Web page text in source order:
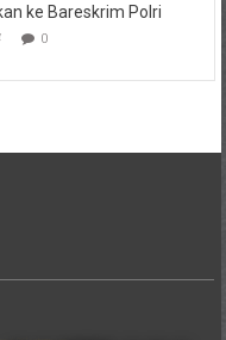
ke Bareskrim Polri
0